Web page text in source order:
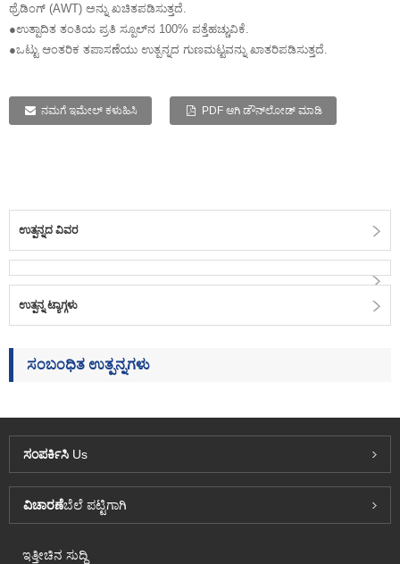
ಥ್ರೆಡಿಂಗ್ (AWT) ಅನ್ನು ಖಚಿತಪಡಿಸುತ್ತದೆ.
●ಉತ್ಪಾದಿತ ತಂತಿಯ ಪ್ರತಿ ಸ್ಪೂಲ್‌ನ 100% ಪತ್ತೆಹಚ್ಚುವಿಕೆ.
●ಒಟ್ಟು ಆಂತರಿಕ ತಪಾಸಣೆಯು ಉತ್ಪನ್ನದ ಗುಣಮಟ್ಟವನ್ನು ಖಾತರಿಪಡಿಸುತ್ತದೆ.
ನಮಗೆ ಇಮೇಲ್ ಕಳುಹಿಸಿ PDF ಆಗಿ ಡೌನ್‌ಲೋಡ್ ಮಾಡಿ
ಉತ್ಪನ್ನದ ವಿವರ
ಉತ್ಪನ್ನ ಟ್ಯಾಗ್ಗಳು
ಸಂಬಂಧಿತ ಉತ್ಪನ್ನಗಳು
ಸಂಪರ್ಕಿಸಿ Us
ವಿಚಾರಣೆಬೆಲೆ ಪಟ್ಟಿಗಾಗಿ
ಇತ್ತೀಚಿನ ಸುದ್ದಿ